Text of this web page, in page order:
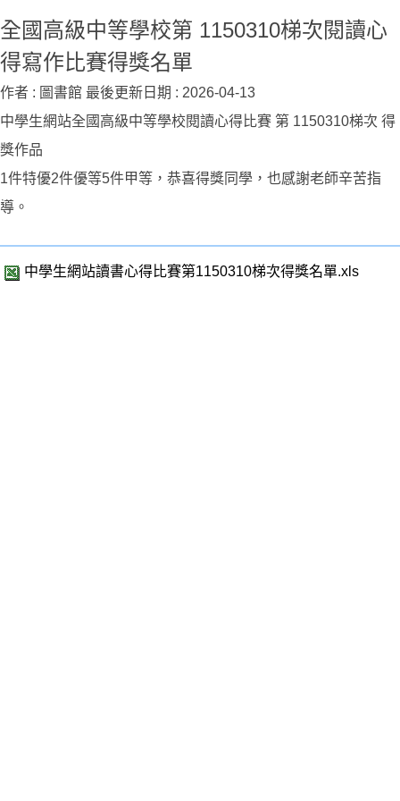
全國高級中等學校第 1150310梯次閱讀心
得寫作比賽得獎名單
作者 : 圖書館 最後更新日期 : 2026-04-13
中學生網站全國高級中等學校閱讀心得比賽 第 1150310梯次 得
獎作品
1件特優2件優等5件甲等，恭喜得獎同學，也感謝老師辛苦指
導。
中學生網站讀書心得比賽第1150310梯次得獎名單.xls